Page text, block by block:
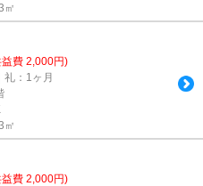
㎡
費 2,000円)
礼：1ヶ月
㎡
費 2,000円)